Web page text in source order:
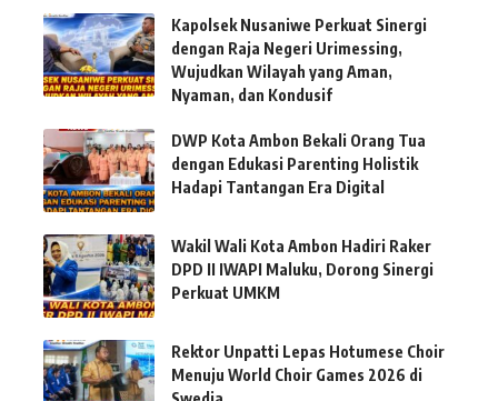
Kapolsek Nusaniwe Perkuat Sinergi
dengan Raja Negeri Urimessing,
Wujudkan Wilayah yang Aman,
Nyaman, dan Kondusif
DWP Kota Ambon Bekali Orang Tua
dengan Edukasi Parenting Holistik
Hadapi Tantangan Era Digital
Wakil Wali Kota Ambon Hadiri Raker
DPD II IWAPI Maluku, Dorong Sinergi
Perkuat UMKM
Rektor Unpatti Lepas Hotumese Choir
Menuju World Choir Games 2026 di